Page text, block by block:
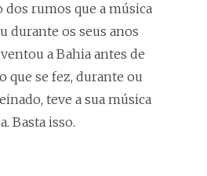
dos rumos que a música
durante os seus anos
a Bahia antes de
que se fez, durante ou
teve a sua música
Basta isso.